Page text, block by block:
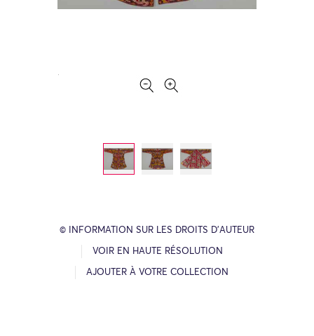
© INFORMATION SUR LES DROITS D’AUTEUR
VOIR EN HAUTE RÉSOLUTION
AJOUTER À VOTRE COLLECTION